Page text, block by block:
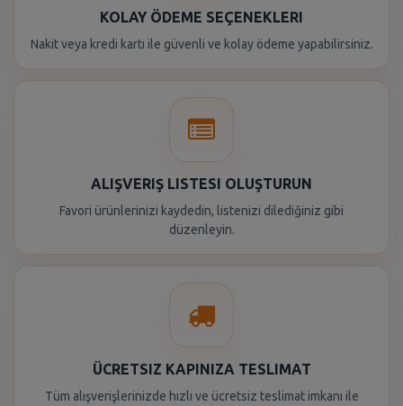
KOLAY ÖDEME SEÇENEKLERI
Nakit veya kredi kartı ile güvenli ve kolay ödeme yapabilirsiniz.
ALIŞVERIŞ LISTESI OLUŞTURUN
Favori ürünlerinizi kaydedin, listenizi dilediğiniz gibi
düzenleyin.
ÜCRETSIZ KAPINIZA TESLIMAT
Tüm alışverişlerinizde hızlı ve ücretsiz teslimat imkanı ile